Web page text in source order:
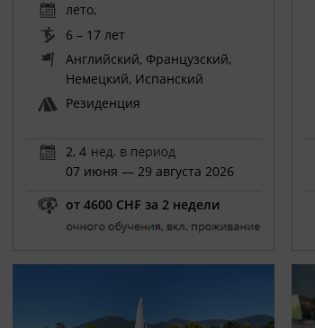
лето,
6 – 17 лет
Английский, Французский,
Немецкий, Испанский
Резиденция
2, 4
07 июня — 29 августа 2026
от 4600 CH₣ за 2 недели